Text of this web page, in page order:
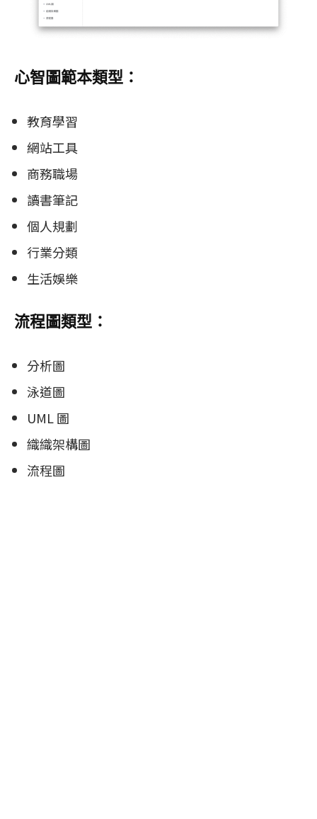
心智圖範本類型：
教育學習
網站工具
商務職場
讀書筆記
個人規劃
行業分類
生活娛樂
流程圖類型：
分析圖
泳道圖
UML 圖
織織架構圖
流程圖